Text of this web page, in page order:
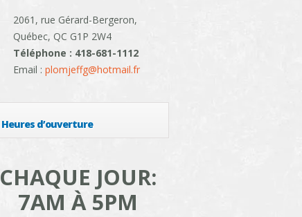
2061, rue Gérard-Bergeron,
Québec, QC G1P 2W4
Téléphone : 418-681-1112
Email : plomjeffg@hotmail.fr
Heures d’ouverture
CHAQUE JOUR:
7AM À 5PM